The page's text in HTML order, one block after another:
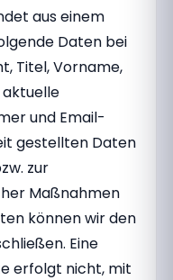
aus einem
Daten bei
Titel, Vorname,
und Email-
gestellten Daten
zur
Maßnahmen
können wir den
Eine
erfolgt nicht, mit